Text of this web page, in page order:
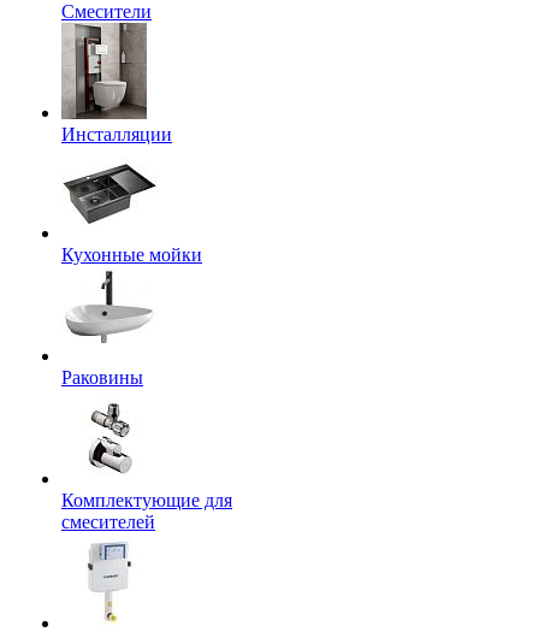
Смесители
Инсталляции
Кухонные мойки
Раковины
Комплектующие для
смесителей